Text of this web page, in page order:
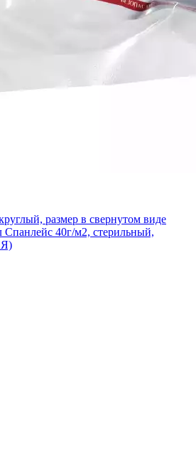
размер в свернутом виде
Спанлейс 40г/м2, стерильный,